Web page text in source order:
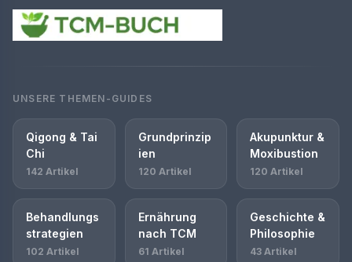
UNSERE THEMEN-GUIDES
Qigong & Tai
Chi
142 Artikel
Grundprinzip
ien
120 Artikel
Akupunktur &
Moxibustion
120 Artikel
Behandlungs
strategien
102 Artikel
Ernährung
nach TCM
61 Artikel
Geschichte &
Philosophie
43 Artikel